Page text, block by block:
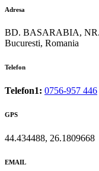
Adresa
BD. BASARABIA,
Bucuresti, Romania
Telefon
Telefon1: 0756-957 446
GPS
44.434488, 26.1809668
EMAIL